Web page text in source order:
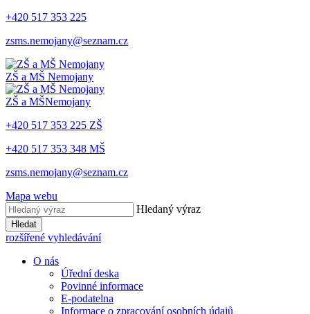
+420 517 353 225
zsms.nemojany@seznam.cz
ZŠ a MŠ Nemojany
ZŠ a MŠNemojany
+420 517 353 225 ZŠ
+420 517 353 348 MŠ
zsms.nemojany@seznam.cz
Mapa webu
Hledaný výraz
Hledat
rozšířené vyhledávání
O nás
Úřední deska
Povinné informace
E-podatelna
Informace o zpracování osobních údajů